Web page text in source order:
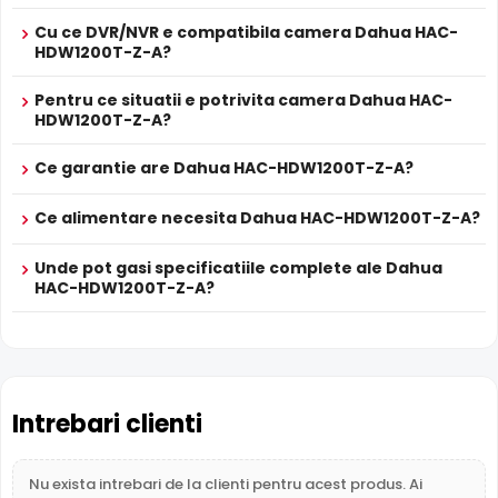
Infrarosu Inteligent (Smart IR)
Dahua HAC-HDW1200T-Z-A este dotata cu functia
Infrarosu Inteligent (Smart IR), ce regleaza automat
intensitatea iluminatorului in infrarosu in functie de
imaginii la distante mici.
Cu ce DVR/NVR e compatibila camera Dahua HAC-
HDW1200T-Z-A?
Pentru ce situatii e potrivita camera Dahua HAC-
HDW1200T-Z-A?
Ce garantie are Dahua HAC-HDW1200T-Z-A?
Ce alimentare necesita Dahua HAC-HDW1200T-Z-A?
Unde pot gasi specificatiile complete ale Dahua
HAC-HDW1200T-Z-A?
Intrebari clienti
Nu exista intrebari de la clienti pentru acest produs. Ai